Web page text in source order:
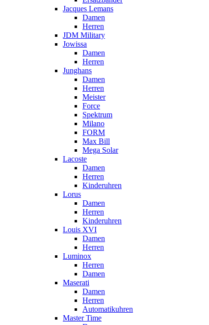
Jacques Lemans
Damen
Herren
JDM Military
Jowissa
Damen
Herren
Junghans
Damen
Herren
Meister
Force
Spektrum
Milano
FORM
Max Bill
Mega Solar
Lacoste
Damen
Herren
Kinderuhren
Lorus
Damen
Herren
Kinderuhren
Louis XVI
Damen
Herren
Luminox
Herren
Damen
Maserati
Damen
Herren
Automatikuhren
Master Time